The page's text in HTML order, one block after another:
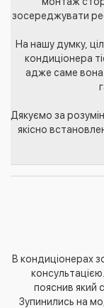
зосереджувати
На нашу думку,
кондиціонера
адже саме вона
Дякуємо за
якісно
В кондиціонерах
пояснив який
Зупинились на